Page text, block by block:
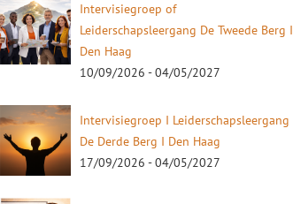
Intervisiegroep of
Leiderschapsleergang De Tweede Berg I
Den Haag
10/09/2026 - 04/05/2027
Intervisiegroep I Leiderschapsleergang
De Derde Berg I Den Haag
17/09/2026 - 04/05/2027